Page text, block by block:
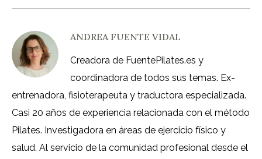
ANDREA FUENTE VIDAL
Creadora de FuentePilates.es y
coordinadora de todos sus temas. Ex-
entrenadora, fisioterapeuta y traductora especializada.
Casi 20 años de experiencia relacionada con el método
Pilates. Investigadora en áreas de ejercicio físico y
salud. Al servicio de la comunidad profesional desde el